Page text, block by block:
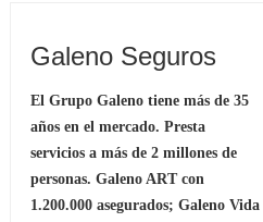
Galeno Seguros
El Grupo Galeno tiene más de 35
años en el mercado. Presta
servicios a más de 2 millones de
personas. Galeno ART con
1.200.000 asegurados; Galeno Vida